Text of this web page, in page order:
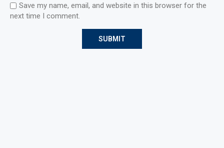
Save my name, email, and website in this browser for the
next time I comment.